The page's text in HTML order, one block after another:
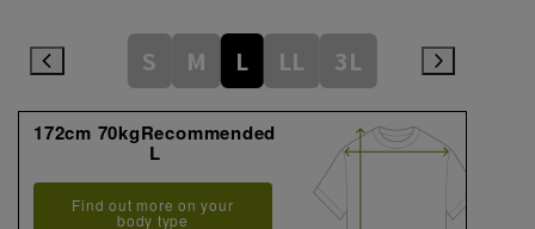
S M L LL 3L
172cm 70kgRecommended
L
Find out more on your
body type